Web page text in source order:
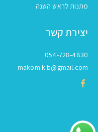
מתנות לראש השנה
יצירת קשר
054-728-4830
makom.k.b@gmail.com